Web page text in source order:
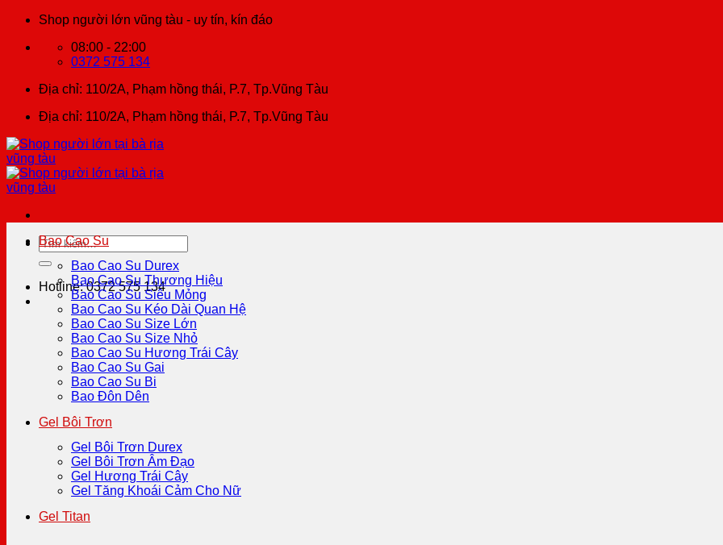
ChuyểnShop người lớn vũng tàu - uy tín, kín đáo
08:00 - 22:00
0372 575 134
Địa chỉ: 110/2A, Phạm hồng thái, P.7, Tp.Vũng Tàu
Địa chỉ: 110/2A, Phạm hồng thái, P.7, Tp.Vũng Tàu
Tìm
kiếm:
Hotline: 0372 575 134
Bao Cao Su
Bao Cao Su Durex
Bao Cao Su Thương Hiệu
Bao Cao Su Siêu Mỏng
Bao Cao Su Kéo Dài Quan Hệ
Bao Cao Su Size Lớn
Bao Cao Su Size Nhỏ
Bao Cao Su Hương Trái Cây
Bao Cao Su Gai
Bao Cao Su Bi
Bao Đôn Dên
Gel Bôi Trơn
Gel Bôi Trơn Durex
Gel Bôi Trơn Âm Đạo
Gel Hương Trái Cây
Gel Tăng Khoái Cảm Cho Nữ
Gel Titan